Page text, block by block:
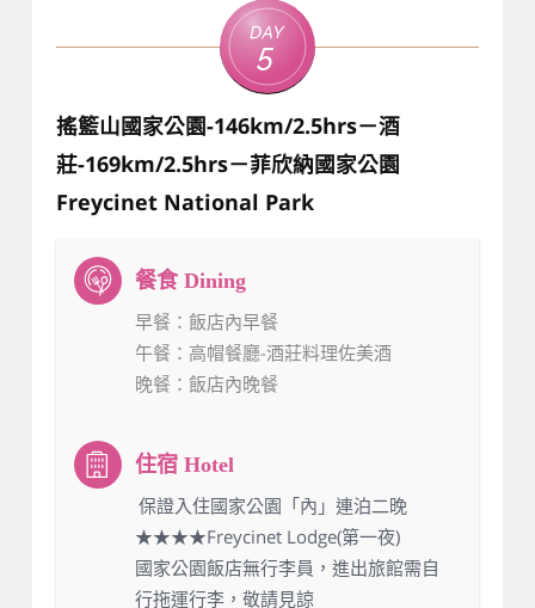
Day
5
搖籃山國家公園-146km/2.5hrs－酒
莊-169km/2.5hrs－菲欣納國家公園
Freycinet National Park
早餐 ：飯店內早餐
午餐 ：高帽餐廳-酒莊料理佐美酒
晚餐 ：飯店內晚餐
：保證入住國家公園「內」連泊二晚
★★★★Freycinet Lodge(第一夜)
國家公園飯店無行李員，進出旅館需自
行拖運行李，敬請見諒